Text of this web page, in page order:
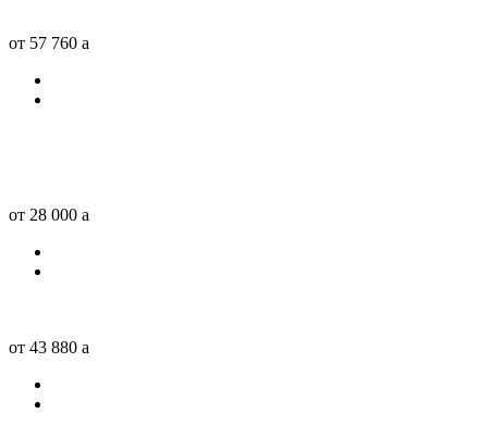
от 57 760 a
от 28 000 a
от 43 880 a